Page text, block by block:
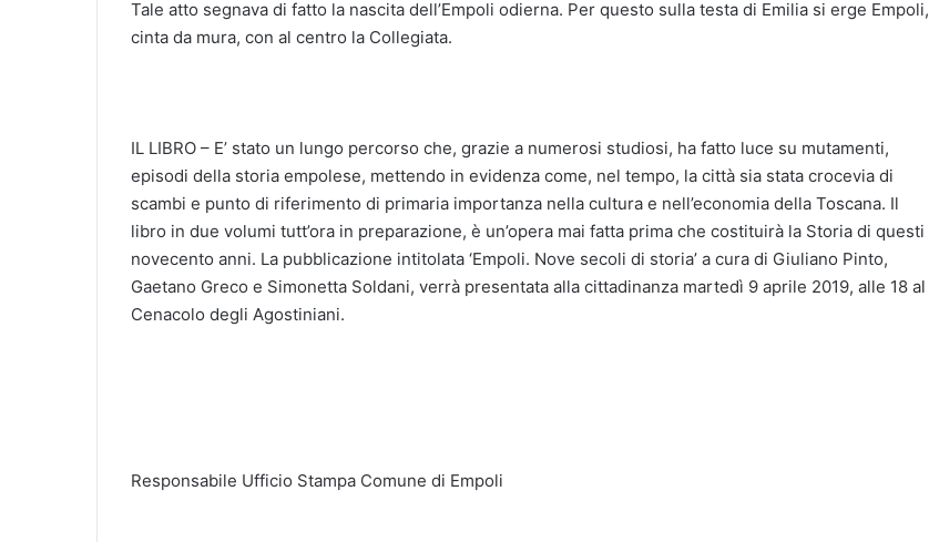
Tale atto segnava di fatto la nascita dell’Empoli odierna. Per questo sulla testa di Emilia si erge Empoli,
cinta da mura, con al centro la Collegiata.
IL LIBRO – E’ stato un lungo percorso che, grazie a numerosi studiosi, ha fatto luce su mutamenti,
episodi della storia empolese, mettendo in evidenza come, nel tempo, la città sia stata crocevia di
scambi e punto di riferimento di primaria importanza nella cultura e nell’economia della Toscana. Il
libro in due volumi tutt’ora in preparazione, è un’opera mai fatta prima che costituirà la Storia di questi
novecento anni. La pubblicazione intitolata ‘Empoli. Nove secoli di storia’ a cura di Giuliano Pinto,
Gaetano Greco e Simonetta Soldani, verrà presentata alla cittadinanza martedì 9 aprile 2019, alle 18 al
Cenacolo degli Agostiniani.
Responsabile Ufficio Stampa Comune di Empoli